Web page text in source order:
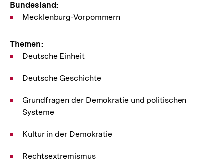
Bundesland:
Mecklenburg-Vorpommern
Themen:
Deutsche Einheit
Deutsche Geschichte
Grundfragen der Demokratie und politischen
Systeme
Kultur in der Demokratie
Rechtsextremismus